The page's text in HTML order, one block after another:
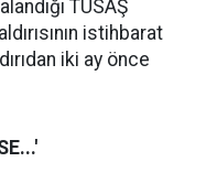
TUSAŞ
istihbarat
iki ay önce